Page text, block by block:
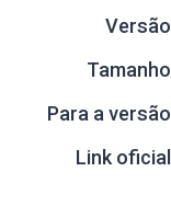
Versão
Tamanho
Para a versão
Link oficial